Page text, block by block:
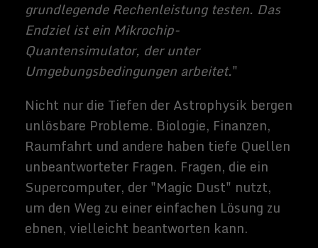
sowie SEO-
Berater. Mein
Hobbys und
Interessen
sind Science-
und alles was
sich rund um
Technik und
Weltraum
dreht.